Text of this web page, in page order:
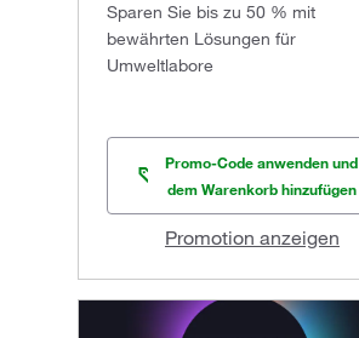
Sparen Sie bis zu 50 % mit
bewährten Lösungen für
Umweltlabore
Promo-Code anwenden und
dem Warenkorb hinzufügen
Promotion anzeigen